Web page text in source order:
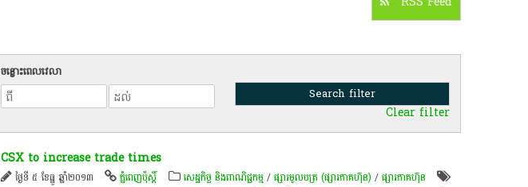
ចន្លោះពេលវេលា
Clear filter
CSX to increase trade times
ថ្ងៃទី ៥ ខែធ្នូ ឆ្នាំ២០១៣ ភ្នំពេញប៉ុស្តិ៍ សេដ្ឋកិច្ច និងពាណិជ្ជកម្ម/ផ្សារមូលបត្រ (ផ្សារភាគហ៊ុន) /ផ្សារភាគហ៊ុន